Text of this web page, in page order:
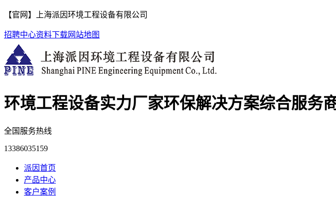
【官网】上海派因环境工程设备有限公司
招聘中心资料下载网站地图
环境工程设备实力厂家环保解决方案综合服务
全国服务热线
13386035159
派因首页
产品中心
客户案例